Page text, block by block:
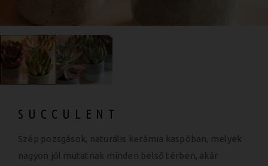
SUCCULENT
Szép pozsgások, naturális kerámia kaspóban, melyek
nagyon jól mutatnak minden belső térben, akár